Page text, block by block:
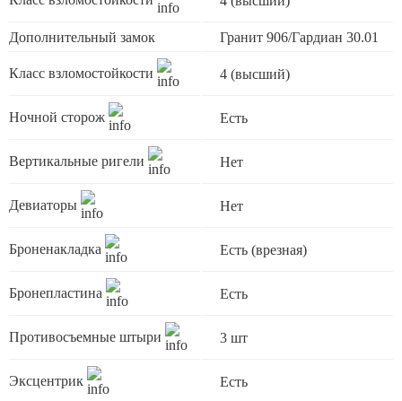
Дополнительный замок Гранит 906/Гардиан 30.01
Класс взломостойкости 4 (высший)
Ночной сторож Есть
Вертикальные ригели Нет
Девиаторы Нет
Броненакладка Есть (врезная)
Бронепластина Есть
Противосъемные штыри 3 шт
Эксцентрик Есть